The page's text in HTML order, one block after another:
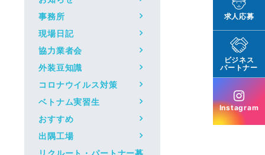
求人応募
ビジネス
パートナー
Instagram
事務所
現場日記
協力業者会
外装豆知識
コロナウイルス対策
ベトナム実習生
おすすめ
出隅工場
リクルート・パートナー募